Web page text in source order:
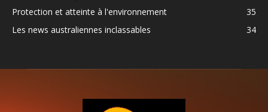
Protection et atteinte à l'environnement
35
Les news australiennes inclassables
34